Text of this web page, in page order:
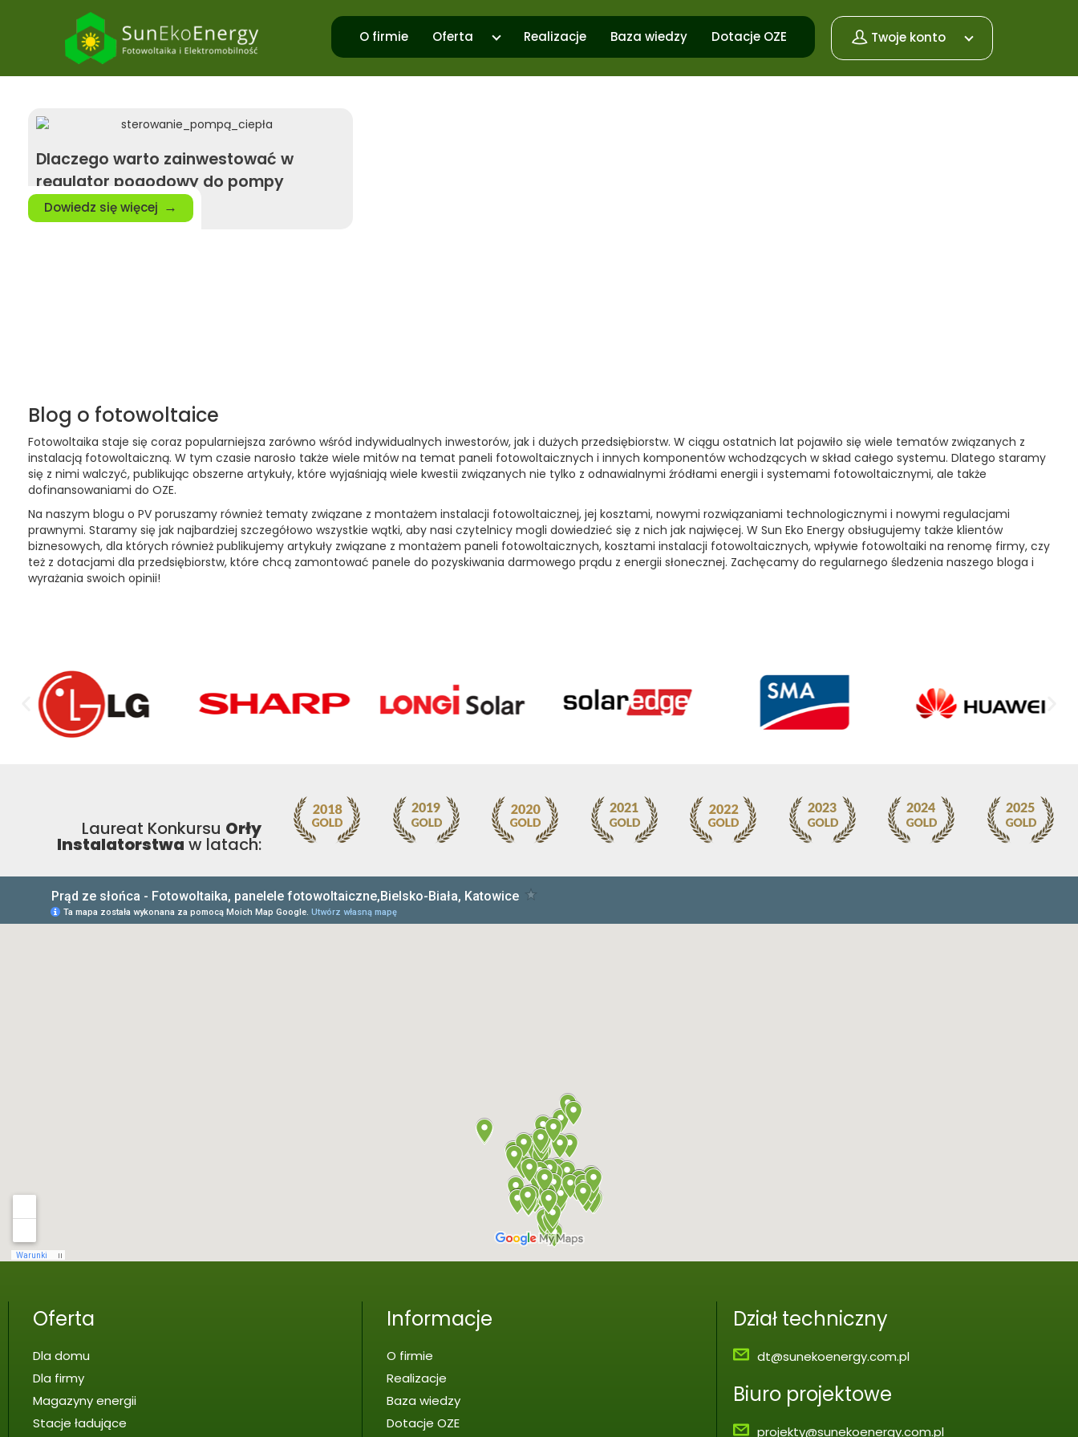
O firmie Oferta Realizacje Baza wiedzy Dotacje OZE Twoje konto
Dlaczego warto zainwestować w
regulator pogodowy do pompy
ciepła?
Dowiedz się więcej
Blog o fotowoltaice
Fotowoltaika staje się coraz popularniejsza zarówno wśród indywidualnych inwestorów, jak i dużych przedsiębiorstw. W ciągu ostatnich lat pojawiło się wiele tematów związanych z
instalacją fotowoltaiczną. W tym czasie narosło także wiele mitów na temat paneli fotowoltaicznych i innych komponentów wchodzących w skład całego systemu. Dlatego staramy
się z nimi walczyć, publikując obszerne artykuły, które wyjaśniają wiele kwestii związanych nie tylko z odnawialnymi źródłami energii i systemami fotowoltaicznymi, ale także
dofinansowaniami do OZE.
Na naszym blogu o PV poruszamy również tematy związane z montażem instalacji fotowoltaicznej, jej kosztami, nowymi rozwiązaniami technologicznymi i nowymi regulacjami
prawnymi. Staramy się jak najbardziej szczegółowo wszystkie wątki, aby nasi czytelnicy mogli dowiedzieć się z nich jak najwięcej. W Sun Eko Energy obsługujemy także klientów
biznesowych, dla których również publikujemy artykuły związane z montażem paneli fotowoltaicznych, kosztami instalacji fotowoltaicznych, wpływie fotowoltaiki na renomę firmy, czy
też z dotacjami dla przedsiębiorstw, które chcą zamontować panele do pozyskiwania darmowego prądu z energii słonecznej. Zachęcamy do regularnego śledzenia naszego bloga i
wyrażania swoich opinii!
Laureat Konkursu Orły
Instalatorstwa w latach:
Oferta
Dla domu
Dla firmy
Magazyny energii
Stacje ładujące
Informacje
O firmie
Realizacje
Baza wiedzy
Dotacje OZE
Dział techniczny
dt@sunekoenergy.com.pl
Biuro projektowe
projekty@sunekoenergy.com.pl